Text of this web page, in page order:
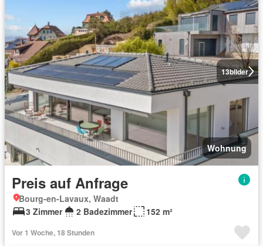
13bilder
Wohnung
Preis auf Anfrage
Bourg-en-Lavaux, Waadt
3 Zimmer
2 Badezimmer 152 m²
Vor 1 Woche, 18 Stunden